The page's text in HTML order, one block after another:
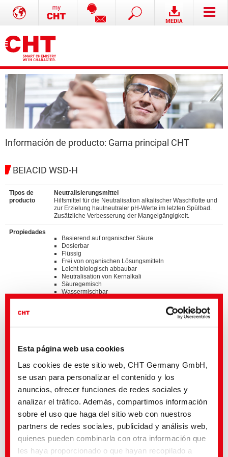
Esta página web usa cookies
Las cookies de este sitio web, CHT Germany GmbH,
se usan para personalizar el contenido y los
anuncios, ofrecer funciones de redes sociales y
analizar el tráfico. Además, compartimos información
sobre el uso que haga del sitio web con nuestros
partners de redes sociales, publicidad y análisis web,
quienes pueden combinarla con otra información que
les haya proporcionado o que hayan recopilado a
Información de producto: Gama principal CHT
BEIACID WSD-H
Tipos de
producto
Neutralisierungsmittel
Hilfsmittel für die Neutralisation alkalischer Waschflotte und
zur Erzielung hautneutraler pH-Werte im letzten Spülbad.
Zusätzliche Verbesserung der Mangelgängigkeit.
Propiedades
Basierend auf organischer Säure
Dosierbar
Flüssig
Frei von organischen Lösungsmitteln
Leicht biologisch abbaubar
Neutralisation von Kernalkali
Säuregemisch
Wassermischbar
Standards
ZDHC MRSL v3.1 Conformance Level 3
Detalles y descargas de listas
Póngase en contacto con el sector de actividad aquí indicado o
Le apoyamos con:
• Consejos detallados de aplicación
• Informaciones sobre la disponibilidad de nuestros productos a nivel
mundial y acerca de las posibilidades de variaciones de productos
específicas del país